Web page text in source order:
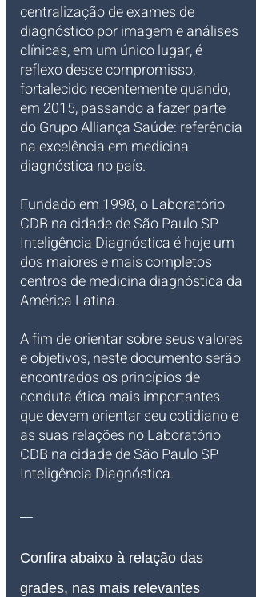
centralização de exames de
diagnóstico por imagem e análises
clínicas, em um único lugar, é
reflexo desse compromisso,
fortalecido recentemente quando,
em 2015, passando a fazer parte
do Grupo Alliança Saúde: referência
na excelência em medicina
diagnóstica no país.
Fundado em 1998, o Laboratório
CDB na cidade de São Paulo SP
Inteligência Diagnóstica é hoje um
dos maiores e mais completos
centros de medicina diagnóstica da
América Latina.
A fim de orientar sobre seus valores
e objetivos, neste documento serão
encontrados os princípios de
conduta ética mais importantes
que devem orientar seu cotidiano e
as suas relações no Laboratório
CDB na cidade de São Paulo SP
Inteligência Diagnóstica.
__
Confira abaixo à relação das
grades, nas mais relevantes